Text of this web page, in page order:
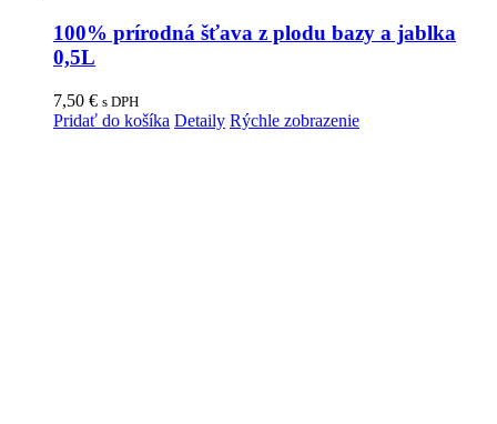
100% prírodná šťava z plodu bazy a jablka
0,5L
7,50 € s DPH
Pridať do košíka Detaily Rýchle zobrazenie